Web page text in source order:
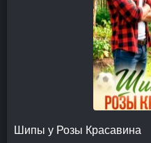
Шипы у Розы Красавина